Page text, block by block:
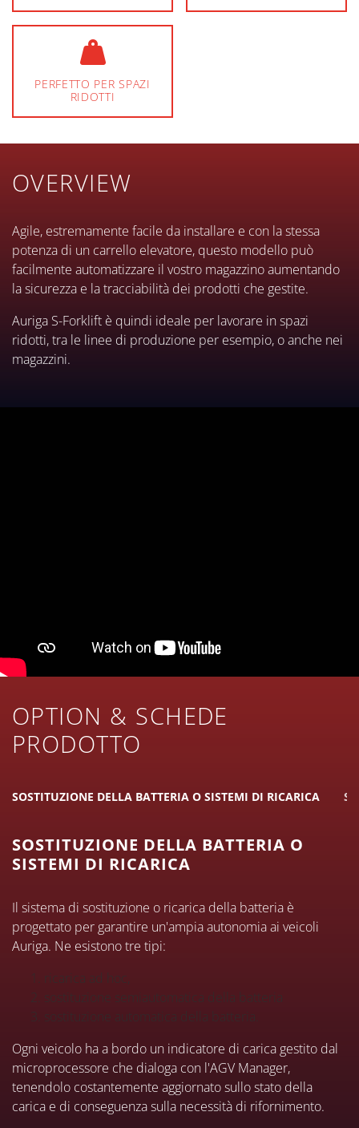
PERFETTO PER SPAZI
RIDOTTI
OVERVIEW
Agile, estremamente facile da installare e con la stessa
potenza di un carrello elevatore, questo modello può
facilmente automatizzare il vostro magazzino aumentando
la sicurezza e la tracciabilità dei prodotti che gestite.
Auriga S-Forklift è quindi ideale per lavorare in spazi
ridotti, tra le linee di produzione per esempio, o anche nei
magazzini.
OPTION & SCHEDE
PRODOTTO
SOSTITUZIONE DELLA BATTERIA O SISTEMI DI RICARICA
SOSTITUZIONE DELLA BATTERIA O
SISTEMI DI RICARICA
Il sistema di sostituzione o ricarica della batteria è
progettato per garantire un'ampia autonomia ai veicoli
Auriga. Ne esistono tre tipi:
ricarica ad hoc,
sostituzione semiautomatica della batteria
sostituzione automatica della batteria.
Ogni veicolo ha a bordo un indicatore di carica gestito dal
microprocessore che dialoga con l'AGV Manager,
tenendolo costantemente aggiornato sullo stato della
carica e di conseguenza sulla necessità di rifornimento.